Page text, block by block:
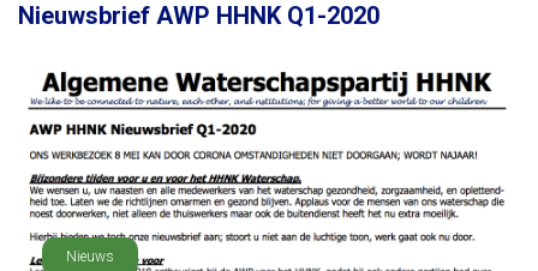
Nieuwsbrief AWP HHNK Q1-2020
Nieuws